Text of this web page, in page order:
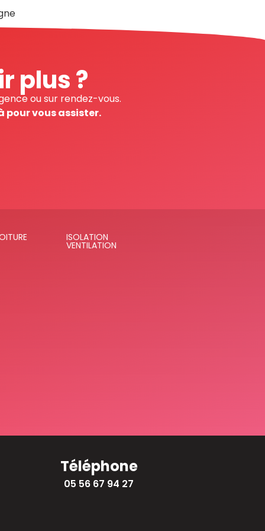
plus ?
ou sur rendez-vous.
pour vous assister.
ISOLATION
VENTILATION
Téléphone
05 56 67 94 27